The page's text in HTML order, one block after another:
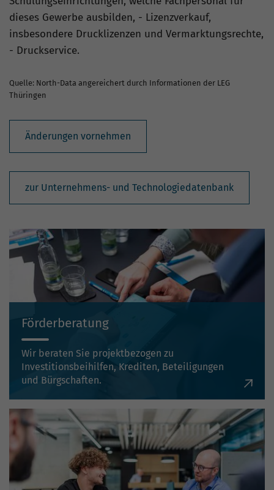
dieses Gewerbe ausbilden, - Lizenzverkauf,
insbesondere Drucklizenzen und Vermarktungsrechte,
- Druckservice.
Quelle: North-Data angereichert durch Informationen der LEG
Thüringen
Änderungen vornehmen
zur Unternehmens- und Technologiedatenbank
Förderberatung
Wir beraten Sie projektbezogen zu
Investitionsbeihilfen, Krediten, Beteiligungen
und Bürgschaften.